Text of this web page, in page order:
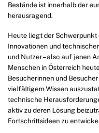
Bestände ist innerhalb der
herausragend.
Heute liegt der
Innovationen und
und Nutzer – also auf jenen
Menschen in Österreich
Besucherinnen und
vielfältigem Wissen
technische
aktiv zu deren Lösung
Fortschrittsideen zu